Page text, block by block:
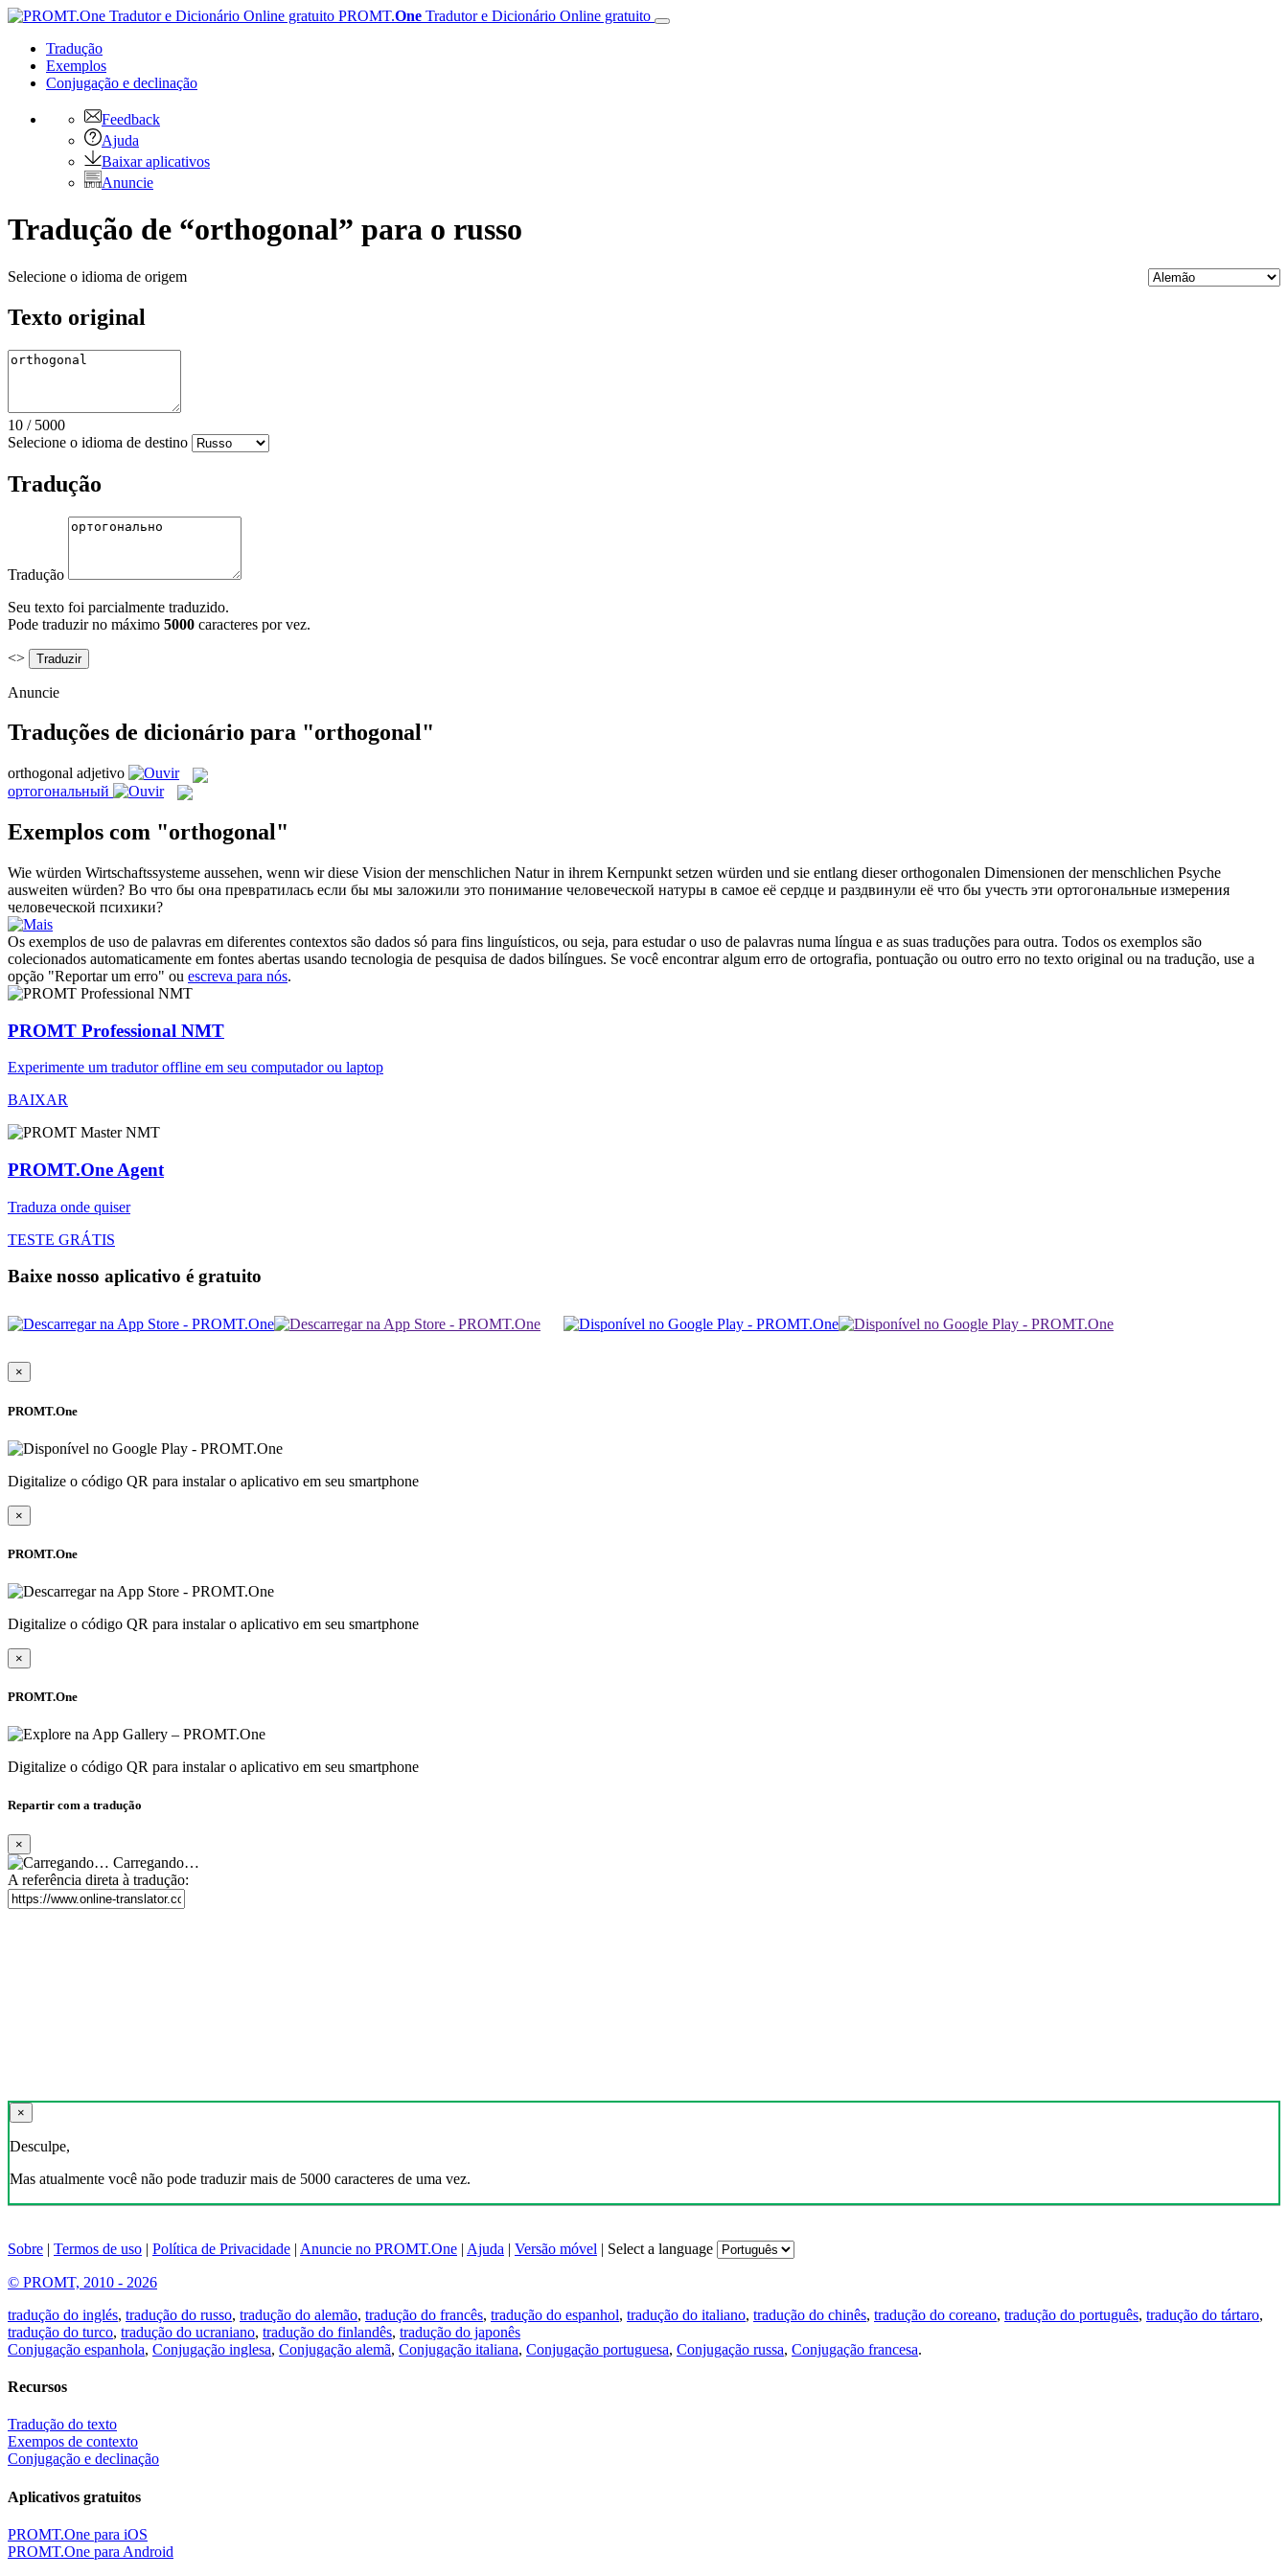
PROMT.One Tradutor e Dicionário Online gratuito
Tradução
Exemplos
Conjugação e declinação
Feedback
Ajuda
Baixar aplicativos
Anuncie
Tradução de “orthogonal” para o russo
Selecione o idioma de origem
Texto original
10 / 5000
Selecione o idioma de destino
Tradução
Tradução
Seu texto foi parcialmente traduzido.
Pode traduzir no máximo 5000 caracteres por vez.
<>
Anuncie
Traduções de dicionário para "orthogonal"
orthogonal adjetivo
ортогональный
Exemplos com "orthogonal"
Wie würden Wirtschaftssysteme aussehen, wenn wir diese Vision der menschlichen Natur in ihrem Kernpunkt setzen würden und sie entlang dieserorthogonalen Dimensionen der menschlichen Psyche
ausweiten würden? Во что бы она превратилась если бы мы заложили это понимание человеческой натуры в самое её сердце и раздвинули её что бы учесть эти ортогональные измерения
человеческой психики?
Os exemplos de uso de palavras em diferentes contextos são dados só para fins linguísticos, ou seja, para estudar o uso de palavras numa língua e as suas traduções para outra. Todos os exemplos são
colecionados automaticamente em fontes abertas usando tecnologia de pesquisa de dados bilíngues. Se você encontrar algum erro de ortografia, pontuação ou outro erro no texto original ou na tradução, use a
opção "Reportar um erro" ou escreva para nós.
PROMT Professional NMT
Experimente um tradutor offline em seu computador ou laptop
BAIXAR
PROMT.One Agent
Traduza onde quiser
TESTE GRÁTIS
Baixe nosso aplicativo é gratuito
×
PROMT.One
Digitalize o código QR para instalar o aplicativo em seu smartphone
×
PROMT.One
Digitalize o código QR para instalar o aplicativo em seu smartphone
×
PROMT.One
Digitalize o código QR para instalar o aplicativo em seu smartphone
Repartir com a tradução
×
Carregando…
A referência direta à tradução:
×
Desculpe,
Mas atualmente você não pode traduzir mais de 5000 caracteres de uma vez.
Sobre | Termos de uso | Política de Privacidade | Anuncie no PROMT.One | Ajuda | Versão móvel | Select a language
© PROMT, 2010 - 2026
tradução do inglés, tradução do russo, tradução do alemão, tradução do francês, tradução do espanhol, tradução do italiano, tradução do chinês, tradução do coreano, tradução do português, tradução do tártaro,
tradução do turco, tradução do ucraniano, tradução do finlandês, tradução do japonês
Conjugação espanhola, Conjugação inglesa, Conjugação alemã, Conjugação italiana, Conjugação portuguesa, Conjugação russa, Conjugação francesa.
Recursos
Tradução do texto
Exempos de contexto
Conjugação e declinação
Aplicativos gratuitos
PROMT.One para iOS
PROMT.One para Android